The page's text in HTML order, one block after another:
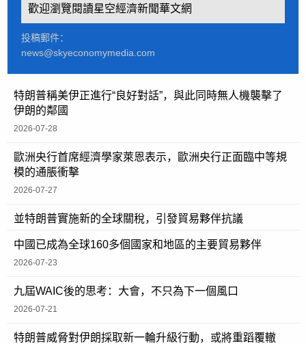
歡迎瀏覽閱讀星空經濟新聞華文網
投稿郵件：
news@skyeconomymedia.com
特朗普稱美伊正進行“良好對話”，與此同時無人機襲擊了
伊朗的鄰國
2026-07-28
歐洲央行首席經濟學家萊恩表示，歐洲央行正面臨中等規
模的通脹衝擊
2026-07-27
並特朗普實施新的全球關稅，引發貿易夥伴抗議
中國已成為全球160多個國家和地區的主要貿易夥伴
2026-07-23
九屆WAIC後的思考：大會，不只為下一個風口
2026-07-21
特朗普威脅對伊朗採取新一輪升級行動，或將重蹈覆轍